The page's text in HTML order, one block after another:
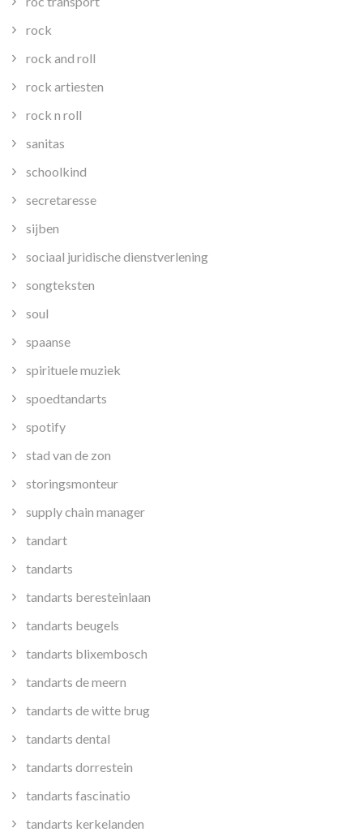
rock
rock and roll
rock artiesten
rock n roll
sanitas
schoolkind
secretaresse
sijben
sociaal juridische dienstverlening
songteksten
soul
spaanse
spirituele muziek
spoedtandarts
spotify
stad van de zon
storingsmonteur
supply chain manager
tandart
tandarts
tandarts beresteinlaan
tandarts beugels
tandarts blixembosch
tandarts de meern
tandarts de witte brug
tandarts dental
tandarts dorrestein
tandarts fascinatio
tandarts kerkelanden